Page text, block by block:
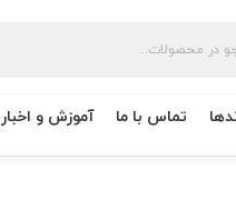
تماس با ما آموزش و اخبار